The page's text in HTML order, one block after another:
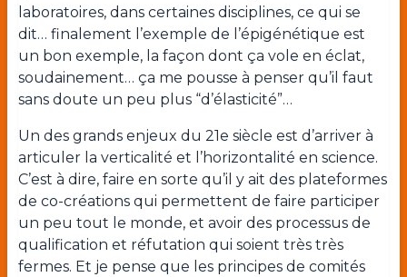
laboratoires, dans certaines disciplines, ce qui se
dit… finalement l’exemple de l’épigénétique est
un bon exemple, la façon dont ça vole en éclat,
soudainement… ça me pousse à penser qu’il faut
sans doute un peu plus “d’élasticité”…
Un des grands enjeux du 21e siècle est d’arriver à
articuler la verticalité et l’horizontalité en science.
C’est à dire, faire en sorte qu’il y ait des plateformes
de co-créations qui permettent de faire participer
un peu tout le monde, et avoir des processus de
qualification et réfutation qui soient très très
fermes. Et je pense que les principes de comités